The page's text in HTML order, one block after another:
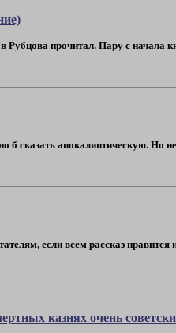
Рубцова прочитал. Пару с начала
сказать апокалиптическую. Но
если всем рассказ
казнях очень